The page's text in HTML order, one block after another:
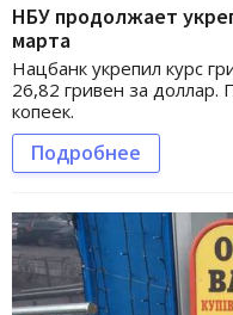
НБУ продолжает
марта
Нацбанк укрепил курс
26,82 гривен за
копеек.
Подробнее